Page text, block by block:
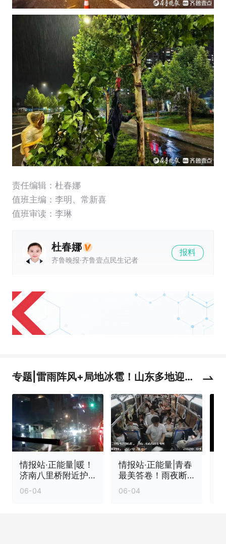
责任编辑：杜春娜
值班主编： 李明
常新喜
值班审读：李琳
杜春娜
齐鲁晚报·齐鲁壹点民生记者
报料
专题|雷雨阵风+局地冰雹！山东多地迎强
对流天气
情报站·正能量|暖！
济南八里桥附近护
栏倾倒，他冒雨清
障除隐患
06-04
情报站·正能量|青春
最美答卷！雨夜断
枝拦路，高三学子
冒雨清障
06-04